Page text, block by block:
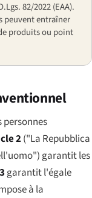
82/2022 (EAA).
peuvent entraîner
produits ou point
personnes
2("La Repubblica
) garantit les
garantit l'égale
à la